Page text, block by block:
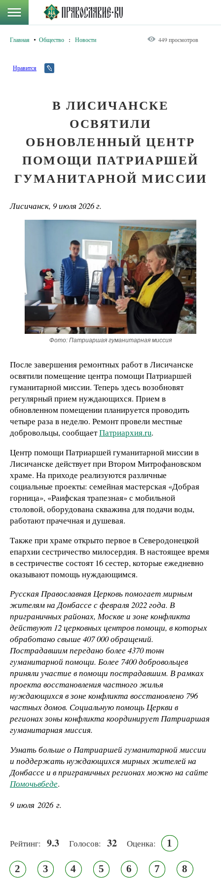
Главная Общество : Новости 449 просмотров
Нравится
В ЛИСИЧАНСКЕ
ОСВЯТИЛИ
ОБНОВЛЕННЫЙ ЦЕНТР
ПОМОЩИ ПАТРИАРШЕЙ
ГУМАНИТАРНОЙ МИССИИ
Лисичанск, 9 июля 2026 г.
Фото: Патриаршая гуманитарная миссия
После завершения ремонтных работ в Лисичанске
освятили помещение центра помощи Патриаршей
гуманитарной миссии. Теперь здесь возобновят
регулярный прием нуждающихся. Прием в
обновленном помещении планируется проводить
четыре раза в неделю. Ремонт провели местные
добровольцы, сообщаетПатриархия.ru.
Центр помощи Патриаршей гуманитарной миссии в
Лисичанске действует при Втором Митрофановском
храме. На приходе реализуются различные
социальные проекты: семейная мастерская «Добрая
горница», «Раифская трапезная» с мобильной
столовой, оборудована скважина для подачи воды,
работают прачечная и душевая.
Также при храме открыто первое в Северодонецкой
епархии сестричество милосердия. В настоящее время
в сестричестве состоят 16 сестер, которые ежедневно
оказывают помощь нуждающимся.
Русская Православная Церковь помогает мирным
жителям на Донбассе с февраля 2022 года. В
приграничных районах, Москве и зоне конфликта
действуют 12 церковных центров помощи, в которых
обработано свыше 407 000 обращений.
Пострадавшим передано более 4370 тонн
гуманитарной помощи. Более 7400 добровольцев
приняли участие в помощи пострадавшим. В рамках
проекта восстановления частного жилья
нуждающихся в зоне конфликта восстановлено 796
частных домов. Социальную помощь Церкви в
регионах зоны конфликта координирует Патриаршая
гуманитарная миссия.
Узнать больше о Патриаршей гуманитарной миссии
и поддержать нуждающихся мирных жителей на
Донбассе и в приграничных регионах можно на сайте
Помочьвбеде.
9 июля 2026 г.
Рейтинг: 9.3 Голосов: 32 Оценка: 1
2 3 4 5 6 7 8